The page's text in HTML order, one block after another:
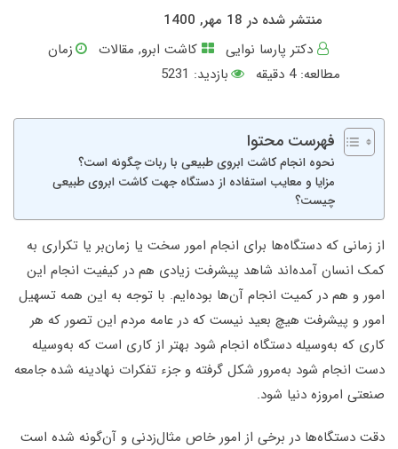
منتشر شده در 18 مهر, 1400
دکتر پارسا نوایی
کاشت ابرو, مقالات
زمان
مطالعه: 4 دقیقه بازدید: 5231
فهرست محتوا
نحوه انجام کاشت ابروی طبیعی با ربات چگونه است؟
مزایا و معایب استفاده از دستگاه جهت کاشت ابروی طبیعی
چیست؟
از زمانی که دستگاه‌ها برای انجام امور سخت یا زمان‌بر یا تکراری به
کمک انسان آمده‌اند شاهد پیشرفت زیادی هم در کیفیت انجام این
امور و هم در کمیت انجام آن‌ها بوده‌ایم. با توجه به این همه تسهیل
امور و پیشرفت هیچ بعید نیست که در عامه مردم این تصور که هر
کاری که به‌وسیله دستگاه انجام شود بهتر از کاری است که به‌وسیله
دست انجام شود به‌مرور شکل گرفته و جزء تفکرات نهادینه شده جامعه
صنعتی امروزه دنیا شود.
دقت دستگاه‌ها در برخی از امور خاص مثال‌زدنی و آن‌گونه شده است